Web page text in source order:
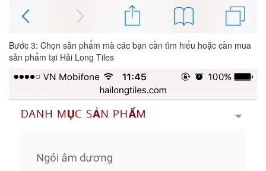
Bước 3: Chọn sản phẩm mà các bạn cần tìm hiểu hoặc cần mua
sản phẩm tại Hải Long Tiles